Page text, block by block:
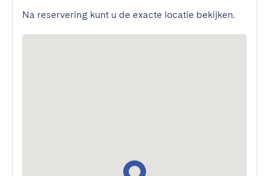
Na reservering kunt u de exacte locatie bekijken.